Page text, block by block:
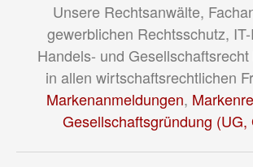
Unsere Rechtsanwälte,
gewerblichen Rechtsschutz,
Handels- und
in allen wirtschaftsrechtlichen
Markenanmeldungen,
Gesellschaftsgründung (UG,